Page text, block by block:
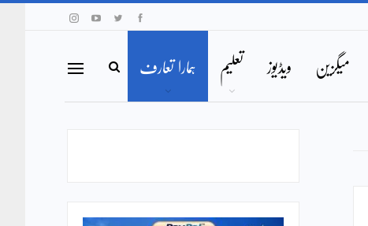
میگزین ویڈیوز تعلیم ہمارا تعارف